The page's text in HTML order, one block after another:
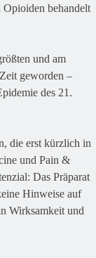
behandelt
und am
geworden –
des 21.
die erst kürzlich in
und Pain &
Das Präparat
Hinweise auf
Wirksamkeit und